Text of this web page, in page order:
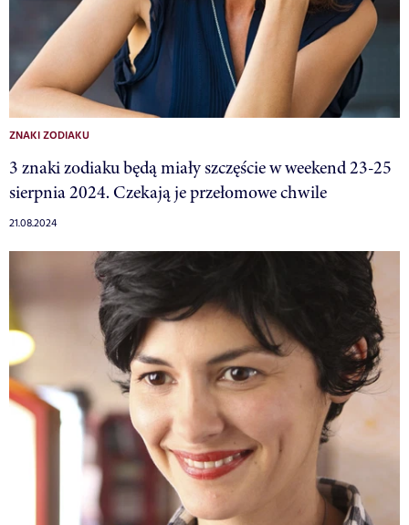
ZNAKI ZODIAKU
3 znaki zodiaku będą miały szczęście w weekend 23-25
sierpnia 2024. Czekają je przełomowe chwile
21.08.2024